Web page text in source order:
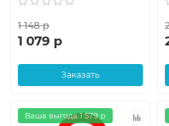
1 148 р
1 079 р
Заказать
Ваша выгода 1 579 р